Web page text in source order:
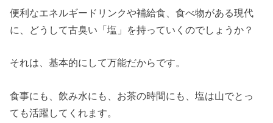
便利なエネルギードリンクや補給食、食べ物がある現代
に、どうして古臭い「塩」を持っていくのでしょうか？
それは、基本的にして万能だからです。
食事にも、飲み水にも、お茶の時間にも、塩は山でとっ
ても活躍してくれます。